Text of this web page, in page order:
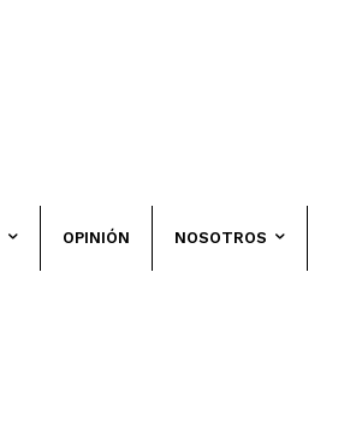
OPINIÓN NOSOTROS